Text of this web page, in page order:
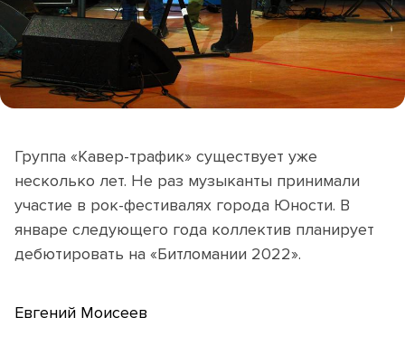
Группа «Кавер-трафик» существует уже
несколько лет. Не раз музыканты принимали
участие в рок-фестивалях города Юности. В
январе следующего года коллектив планирует
дебютировать на «Битломании 2022».
Евгений Моисеев